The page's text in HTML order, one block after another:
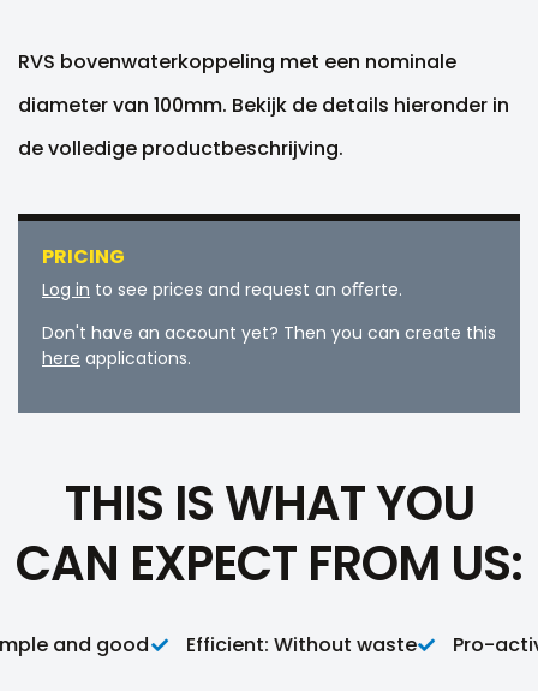
RVS bovenwaterkoppeling met een nominale
diameter van 100mm. Bekijk de details hieronder in
de volledige productbeschrijving.
PRICING
Log in to see prices and request an oﬀerte.
Don't have an account yet? Then you can create this
here applications.
THIS IS WHAT YOU
CAN EXPECT FROM US:
and good Efficient: Without waste Pro-